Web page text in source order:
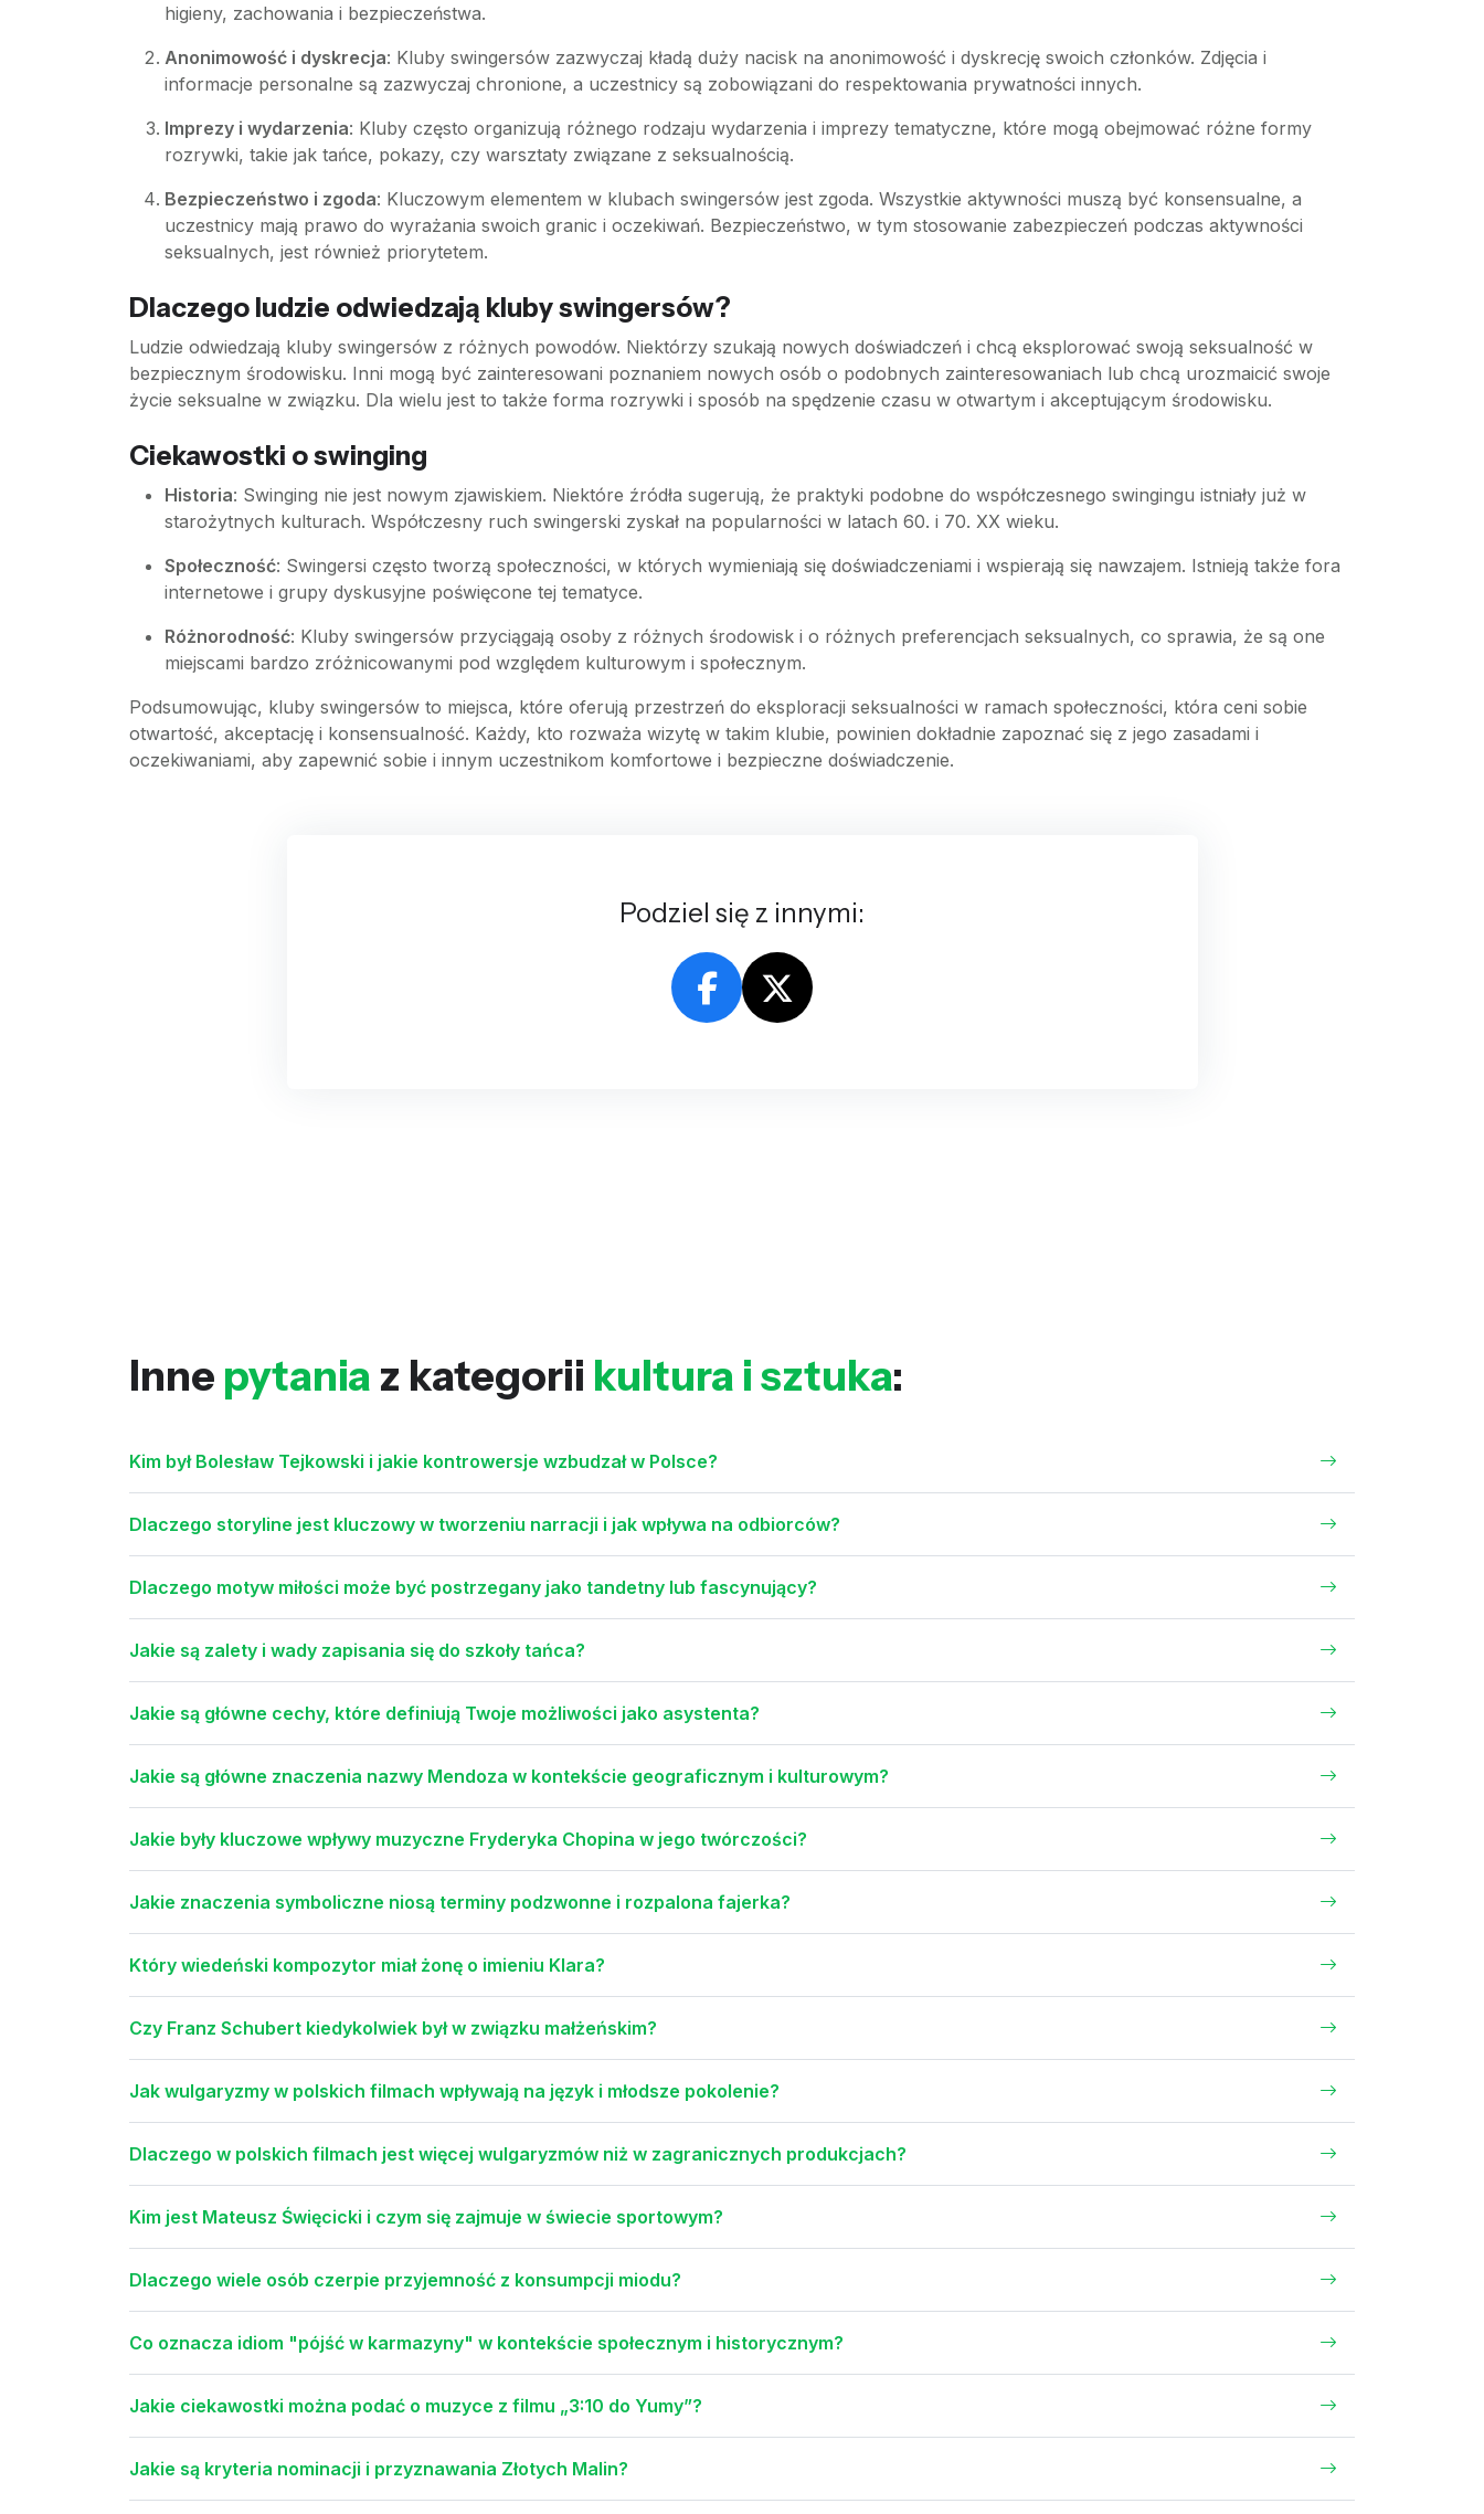
higieny, zachowania i bezpieczeństwa.
Anonimowość i dyskrecja: Kluby swingersów zazwyczaj kładą duży nacisk na anonimowość i dyskrecję swoich członków. Zdjęcia i
informacje personalne są zazwyczaj chronione, a uczestnicy są zobowiązani do respektowania prywatności innych.
Imprezy i wydarzenia: Kluby często organizują różnego rodzaju wydarzenia i imprezy tematyczne, które mogą obejmować różne formy
rozrywki, takie jak tańce, pokazy, czy warsztaty związane z seksualnością.
Bezpieczeństwo i zgoda: Kluczowym elementem w klubach swingersów jest zgoda. Wszystkie aktywności muszą być konsensualne, a
uczestnicy mają prawo do wyrażania swoich granic i oczekiwań. Bezpieczeństwo, w tym stosowanie zabezpieczeń podczas aktywności
seksualnych, jest również priorytetem.
Dlaczego ludzie odwiedzają kluby swingersów?
Ludzie odwiedzają kluby swingersów z różnych powodów. Niektórzy szukają nowych doświadczeń i chcą eksplorować swoją seksualność w
bezpiecznym środowisku. Inni mogą być zainteresowani poznaniem nowych osób o podobnych zainteresowaniach lub chcą urozmaicić swoje
życie seksualne w związku. Dla wielu jest to także forma rozrywki i sposób na spędzenie czasu w otwartym i akceptującym środowisku.
Ciekawostki o swinging
Historia: Swinging nie jest nowym zjawiskiem. Niektóre źródła sugerują, że praktyki podobne do współczesnego swingingu istniały już w
starożytnych kulturach. Współczesny ruch swingerski zyskał na popularności w latach 60. i 70. XX wieku.
Społeczność: Swingersi często tworzą społeczności, w których wymieniają się doświadczeniami i wspierają się nawzajem. Istnieją także fora
internetowe i grupy dyskusyjne poświęcone tej tematyce.
Różnorodność: Kluby swingersów przyciągają osoby z różnych środowisk i o różnych preferencjach seksualnych, co sprawia, że są one
miejscami bardzo zróżnicowanymi pod względem kulturowym i społecznym.
Podsumowując, kluby swingersów to miejsca, które oferują przestrzeń do eksploracji seksualności w ramach społeczności, która ceni sobie
otwartość, akceptację i konsensualność. Każdy, kto rozważa wizytę w takim klubie, powinien dokładnie zapoznać się z jego zasadami i
oczekiwaniami, aby zapewnić sobie i innym uczestnikom komfortowe i bezpieczne doświadczenie.
Podziel się z innymi:
Inne pytania z kategorii kultura i sztuka:
Kim był Bolesław Tejkowski i jakie kontrowersje wzbudzał w Polsce?
Dlaczego storyline jest kluczowy w tworzeniu narracji i jak wpływa na odbiorców?
Dlaczego motyw miłości może być postrzegany jako tandetny lub fascynujący?
Jakie są zalety i wady zapisania się do szkoły tańca?
Jakie są główne cechy, które definiują Twoje możliwości jako asystenta?
Jakie są główne znaczenia nazwy Mendoza w kontekście geograficznym i kulturowym?
Jakie były kluczowe wpływy muzyczne Fryderyka Chopina w jego twórczości?
Jakie znaczenia symboliczne niosą terminy podzwonne i rozpalona fajerka?
Który wiedeński kompozytor miał żonę o imieniu Klara?
Czy Franz Schubert kiedykolwiek był w związku małżeńskim?
Jak wulgaryzmy w polskich filmach wpływają na język i młodsze pokolenie?
Dlaczego w polskich filmach jest więcej wulgaryzmów niż w zagranicznych produkcjach?
Kim jest Mateusz Święcicki i czym się zajmuje w świecie sportowym?
Dlaczego wiele osób czerpie przyjemność z konsumpcji miodu?
Co oznacza idiom "pójść w karmazyny" w kontekście społecznym i historycznym?
Jakie ciekawostki można podać o muzyce z filmu „3:10 do Yumy”?
Jakie są kryteria nominacji i przyznawania Złotych Malin?